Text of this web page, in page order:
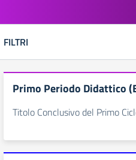
FILTRI
Primo Periodo Didattico
Titolo Conclusivo del Primo